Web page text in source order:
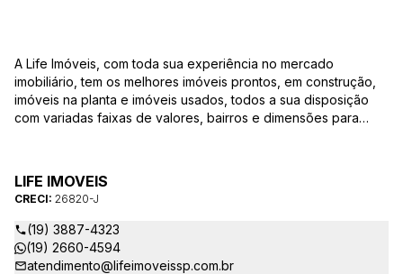
A Life Imóveis, com toda sua experiência no mercado
imobiliário, tem os melhores imóveis prontos, em construção,
imóveis na planta e imóveis usados, todos a sua disposição
com variadas faixas de valores, bairros e dimensões para
as suas dúvidas sobre casas, apartamentos, terrenos, salas
comerciais e outros produtos imobiliários.
LIFE IMOVEIS
CRECI: 26820-J
(19) 3887-4323
(19) 2660-4594
atendimento@lifeimoveissp.com.br